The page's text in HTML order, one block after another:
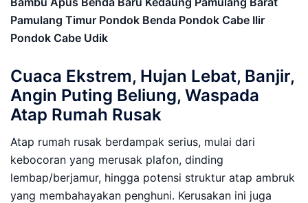
Pamulang Timur Pondok Benda Pondok Cabe Ilir
Pondok Cabe Udik
Cuaca Ekstrem, Hujan Lebat, Banjir,
Angin Puting Beliung, Waspada
Atap Rumah Rusak
Atap rumah rusak berdampak serius, mulai dari
kebocoran yang merusak plafon, dinding
lembap/berjamur, hingga potensi struktur atap ambruk
yang membahayakan penghuni. Kerusakan ini juga